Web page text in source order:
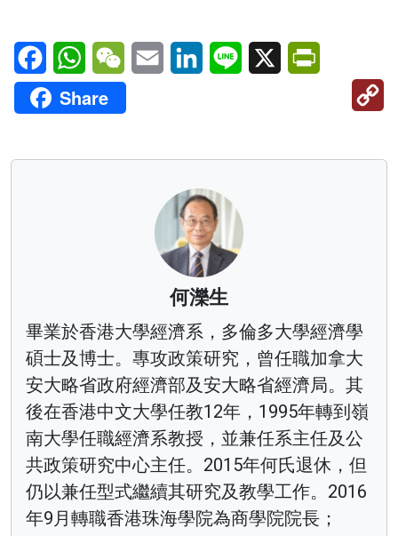
FacebookWhatsAppWeChatEmail LinkedInLine X
Share
何濼生
畢業於香港大學經濟系，多倫多大學經濟學
碩士及博士。專攻政策研究，曾任職加拿大
安大略省政府經濟部及安大略省經濟局。其
後在香港中文大學任教12年，1995年轉到嶺
南大學任職經濟系教授，並兼任系主任及公
共政策研究中心主任。2015年何氏退休，但
仍以兼任型式繼續其研究及教學工作。2016
年9月轉職香港珠海學院為商學院院長；